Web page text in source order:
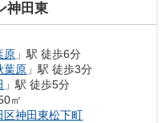
神田東
原 」駅 徒歩6分
葉原 」駅 徒歩3分
」駅 徒歩5分
㎡
区神田東松下町